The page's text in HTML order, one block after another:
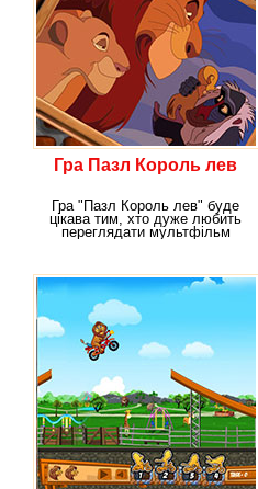
Гра Пазл Король лев
Гра "Пазл Король лев" буде
цікава тим, хто дуже любить
переглядати мультфільм